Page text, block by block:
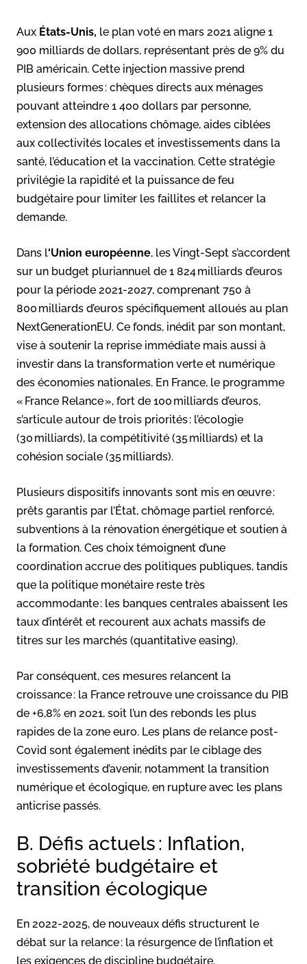
Aux États-Unis, le plan voté en mars 2021 aligne 1
900 milliards de dollars, représentant près de 9% du
PIB américain. Cette injection massive prend
plusieurs formes : chèques directs aux ménages
pouvant atteindre 1 400 dollars par personne,
extension des allocations chômage, aides ciblées
aux collectivités locales et investissements dans la
santé, l’éducation et la vaccination. Cette stratégie
privilégie la rapidité et la puissance de feu
budgétaire pour limiter les faillites et relancer la
demande.
Dans l‘Union européenne, les Vingt-Sept s’accordent
sur un budget pluriannuel de 1 824 milliards d’euros
pour la période 2021-2027, comprenant 750 à
800 milliards d’euros spécifiquement alloués au plan
NextGenerationEU. Ce fonds, inédit par son montant,
vise à soutenir la reprise immédiate mais aussi à
investir dans la transformation verte et numérique
des économies nationales. En France, le programme
« France Relance », fort de 100 milliards d’euros,
s’articule autour de trois priorités : l’écologie
(30 milliards), la compétitivité (35 milliards) et la
cohésion sociale (35 milliards).
Plusieurs dispositifs innovants sont mis en œuvre :
prêts garantis par l’État, chômage partiel renforcé,
subventions à la rénovation énergétique et soutien à
la formation. Ces choix témoignent d’une
coordination accrue des politiques publiques, tandis
que la politique monétaire reste très
accommodante : les banques centrales abaissent les
taux d’intérêt et recourent aux achats massifs de
titres sur les marchés (quantitative easing).
Par conséquent, ces mesures relancent la
croissance : la France retrouve une croissance du PIB
de +6,8% en 2021, soit l’un des rebonds les plus
rapides de la zone euro. Les plans de relance post-
Covid sont également inédits par le ciblage des
investissements d’avenir, notamment la transition
numérique et écologique, en rupture avec les plans
anticrise passés.
B. Défis actuels : Inflation,
sobriété budgétaire et
transition écologique
En 2022-2025, de nouveaux défis structurent le
débat sur la relance : la résurgence de l’inflation et
les exigences de discipline budgétaire.